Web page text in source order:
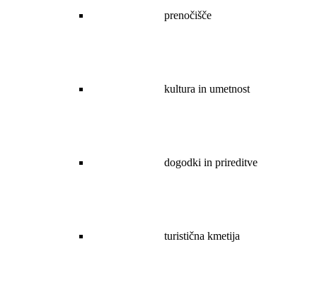
prenočišče
kultura in umetnost
dogodki in prireditve
turistična kmetija